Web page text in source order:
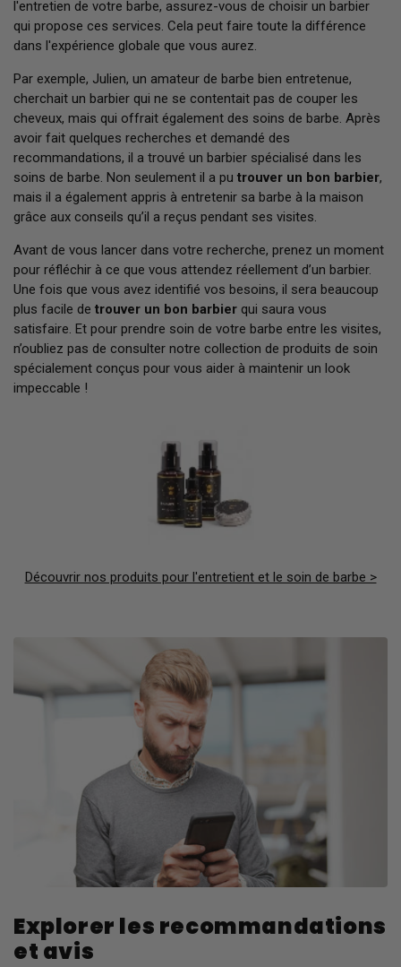
l'entretien de votre barbe, assurez-vous de choisir un barbier
qui propose ces services. Cela peut faire toute la différence
dans l'expérience globale que vous aurez.
Par exemple, Julien, un amateur de barbe bien entretenue,
cherchait un barbier qui ne se contentait pas de couper les
cheveux, mais qui offrait également des soins de barbe. Après
avoir fait quelques recherches et demandé des
recommandations, il a trouvé un barbier spécialisé dans les
soins de barbe. Non seulement il a pu trouver un bon barbier,
mais il a également appris à entretenir sa barbe à la maison
grâce aux conseils qu’il a reçus pendant ses visites.
Avant de vous lancer dans votre recherche, prenez un moment
pour réfléchir à ce que vous attendez réellement d’un barbier.
Une fois que vous avez identifié vos besoins, il sera beaucoup
plus facile de trouver un bon barbier qui saura vous
satisfaire. Et pour prendre soin de votre barbe entre les visites,
n’oubliez pas de consulter notre collection de produits de soin
spécialement conçus pour vous aider à maintenir un look
impeccable !
Découvrir nos produits pour l'entretient et le soin de barbe >
Explorer les recommandations
et avis